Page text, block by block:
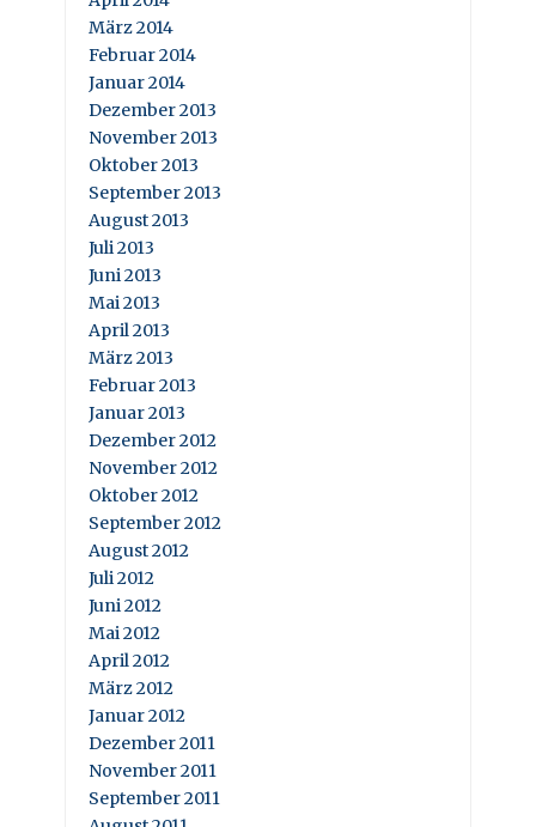
März 2014
Februar 2014
Januar 2014
Dezember 2013
November 2013
Oktober 2013
September 2013
August 2013
Juli 2013
Juni 2013
Mai 2013
April 2013
März 2013
Februar 2013
Januar 2013
Dezember 2012
November 2012
Oktober 2012
September 2012
August 2012
Juli 2012
Juni 2012
Mai 2012
April 2012
März 2012
Januar 2012
Dezember 2011
November 2011
September 2011